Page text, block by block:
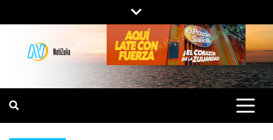
al
contenido
NOTIZULIA
NOTICIAS DEL ZULIA, VENEZUELA Y
DE INTERÉS GENERAL.